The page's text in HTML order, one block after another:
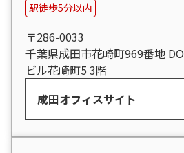
駅徒歩5分以内
〒286-0033
千葉県成田市花崎町969番地 DO
ビル花崎町5 3階
成田オフィスサイト